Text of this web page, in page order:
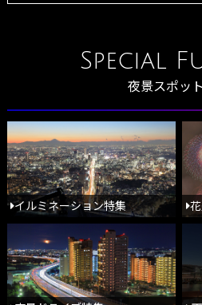
Special
夜景スポッ
イルミネーション特集